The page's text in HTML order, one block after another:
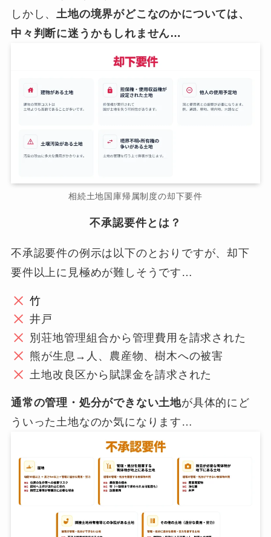
しかし、土地の境界がどこなのかについては、
中々判断に迷うかもしれません…
相続土地国庫帰属制度の却下要件
不承認要件とは？
不承認要件の例示は以下のとおりですが、却下
要件以上に見極めが難しそうです…
竹
井戸
別荘地管理組合から管理費用を請求された
熊が生息→人、農産物、樹木への被害
土地改良区から賦課金を請求された
通常の管理・処分ができない土地が具体的にど
ういった土地なのか気になります…